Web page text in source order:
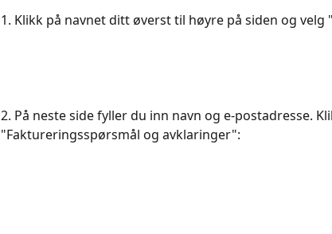
1. Klikk på navnet ditt øverst til høyre på siden og
2. På neste side fyller du inn navn og e-postadresse.
"Faktureringsspørsmål og avklaringer":